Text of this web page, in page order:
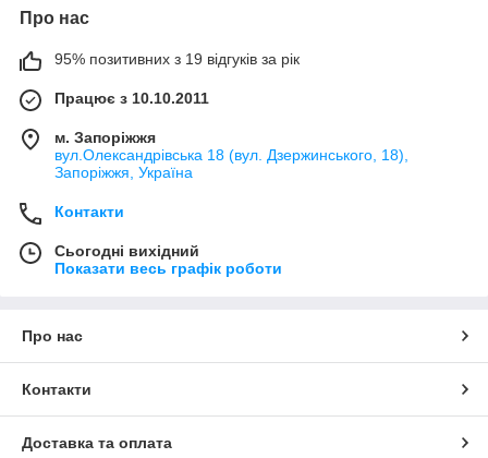
Про нас
95% позитивних з 19 відгуків за рік
Працює з 10.10.2011
м. Запоріжжя
вул.Олександрівська 18 (вул. Дзержинського, 18),
Запоріжжя, Україна
Контакти
Сьогодні вихідний
Показати весь графік роботи
Про нас
Контакти
Доставка та оплата